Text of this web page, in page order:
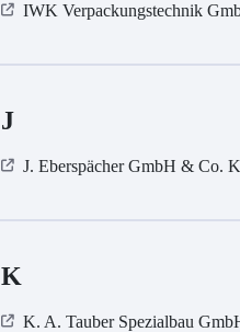
IWK Verpackungstechnik
J
J. Eberspächer GmbH & Co.
K
K. A. Tauber Spezialbau